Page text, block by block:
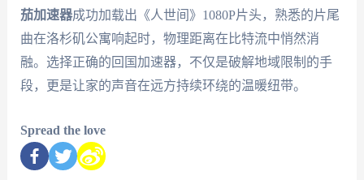
茄加速器成功加载出《人世间》1080P片头，熟悉的片尾
曲在洛杉矶公寓响起时，物理距离在比特流中悄然消
融。选择正确的回国加速器，不仅是破解地域限制的手
段，更是让家的声音在远方持续环绕的温暖纽带。
Spread the love